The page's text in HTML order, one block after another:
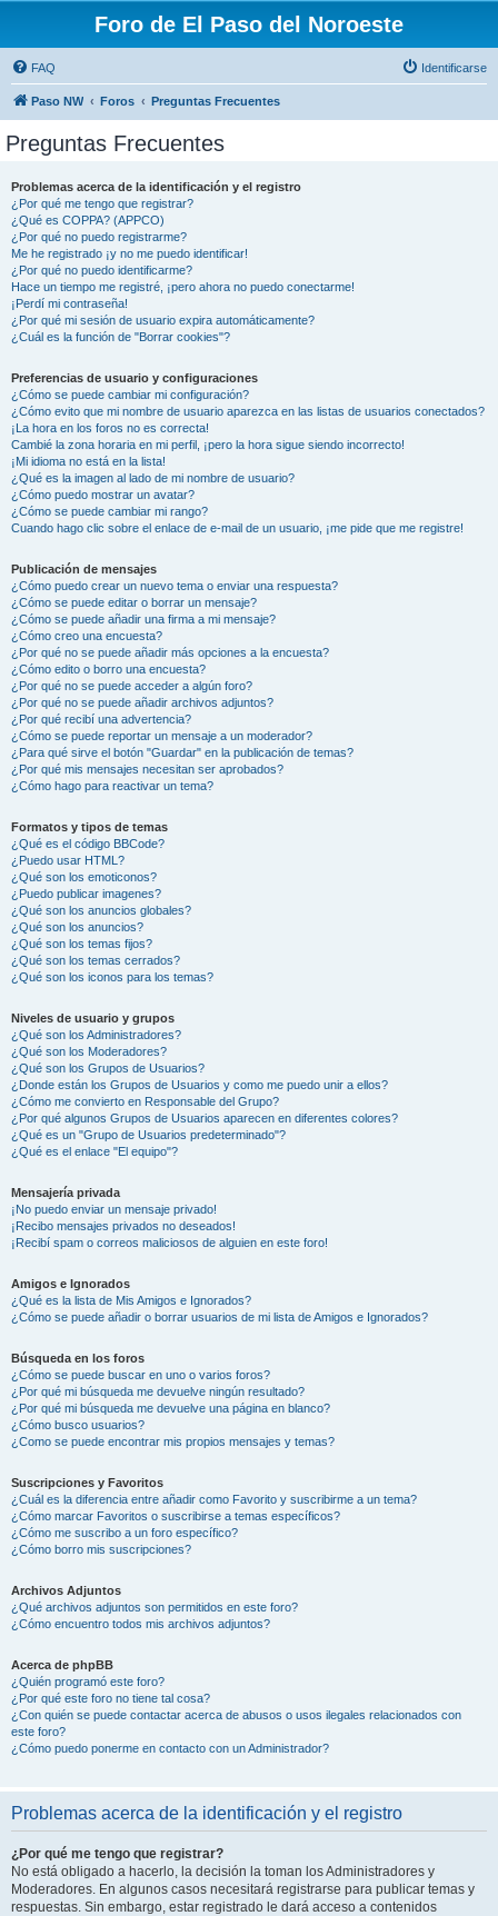
Foro de El Paso del Noroeste
FAQ Identificarse
Paso NW Foros Preguntas Frecuentes
Preguntas Frecuentes
Problemas acerca de la identificación y el registro
¿Por qué me tengo que registrar?
¿Qué es COPPA? (APPCO)
¿Por qué no puedo registrarme?
Me he registrado ¡y no me puedo identificar!
¿Por qué no puedo identificarme?
Hace un tiempo me registré, ¡pero ahora no puedo conectarme!
¡Perdí mi contraseña!
¿Por qué mi sesión de usuario expira automáticamente?
¿Cuál es la función de "Borrar cookies"?
Preferencias de usuario y configuraciones
¿Cómo se puede cambiar mi configuración?
¿Cómo evito que mi nombre de usuario aparezca en las listas de usuarios conectados?
¡La hora en los foros no es correcta!
Cambié la zona horaria en mi perfil, ¡pero la hora sigue siendo incorrecto!
¡Mi idioma no está en la lista!
¿Qué es la imagen al lado de mi nombre de usuario?
¿Cómo puedo mostrar un avatar?
¿Cómo se puede cambiar mi rango?
Cuando hago clic sobre el enlace de e-mail de un usuario, ¡me pide que me registre!
Publicación de mensajes
¿Cómo puedo crear un nuevo tema o enviar una respuesta?
¿Cómo se puede editar o borrar un mensaje?
¿Cómo se puede añadir una firma a mi mensaje?
¿Cómo creo una encuesta?
¿Por qué no se puede añadir más opciones a la encuesta?
¿Cómo edito o borro una encuesta?
¿Por qué no se puede acceder a algún foro?
¿Por qué no se puede añadir archivos adjuntos?
¿Por qué recibí una advertencia?
¿Cómo se puede reportar un mensaje a un moderador?
¿Para qué sirve el botón "Guardar" en la publicación de temas?
¿Por qué mis mensajes necesitan ser aprobados?
¿Cómo hago para reactivar un tema?
Formatos y tipos de temas
¿Qué es el código BBCode?
¿Puedo usar HTML?
¿Qué son los emoticonos?
¿Puedo publicar imagenes?
¿Qué son los anuncios globales?
¿Qué son los anuncios?
¿Qué son los temas fijos?
¿Qué son los temas cerrados?
¿Qué son los iconos para los temas?
Niveles de usuario y grupos
¿Qué son los Administradores?
¿Qué son los Moderadores?
¿Qué son los Grupos de Usuarios?
¿Donde están los Grupos de Usuarios y como me puedo unir a ellos?
¿Cómo me convierto en Responsable del Grupo?
¿Por qué algunos Grupos de Usuarios aparecen en diferentes colores?
¿Qué es un "Grupo de Usuarios predeterminado"?
¿Qué es el enlace "El equipo"?
Mensajería privada
¡No puedo enviar un mensaje privado!
¡Recibo mensajes privados no deseados!
¡Recibí spam o correos maliciosos de alguien en este foro!
Amigos e Ignorados
¿Qué es la lista de Mis Amigos e Ignorados?
¿Cómo se puede añadir o borrar usuarios de mi lista de Amigos e Ignorados?
Búsqueda en los foros
¿Cómo se puede buscar en uno o varios foros?
¿Por qué mi búsqueda me devuelve ningún resultado?
¿Por qué mi búsqueda me devuelve una página en blanco?
¿Cómo busco usuarios?
¿Como se puede encontrar mis propios mensajes y temas?
Suscripciones y Favoritos
¿Cuál es la diferencia entre añadir como Favorito y suscribirme a un tema?
¿Cómo marcar Favoritos o suscribirse a temas específicos?
¿Cómo me suscribo a un foro específico?
¿Cómo borro mis suscripciones?
Archivos Adjuntos
¿Qué archivos adjuntos son permitidos en este foro?
¿Cómo encuentro todos mis archivos adjuntos?
Acerca de phpBB
¿Quién programó este foro?
¿Por qué este foro no tiene tal cosa?
¿Con quién se puede contactar acerca de abusos o usos ilegales relacionados con
este foro?
¿Cómo puedo ponerme en contacto con un Administrador?
Problemas acerca de la identificación y el registro
¿Por qué me tengo que registrar?
No está obligado a hacerlo, la decisión la toman los Administradores y
Moderadores. En algunos casos necesitará registrarse para publicar temas y
respuestas. Sin embargo, estar registrado le dará acceso a contenidos